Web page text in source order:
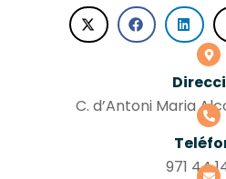
C. d’Antoni Maria
971 44